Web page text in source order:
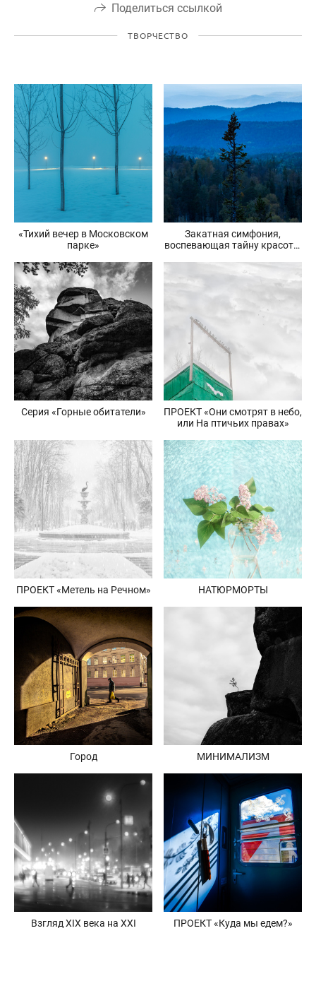
Поделиться ссылкой
ТВОРЧЕСТВО
«Тихий вечер в Московском
парке»
Закатная симфония,
воспевающая тайну красоты
Серия «Горные обитатели»
ПРОЕКТ «Они смотрят в небо,
или На птичьих правах»
ПРОЕКТ «Метель на Речном» НАТЮРМОРТЫ
Город МИНИМАЛИЗМ
Взгляд XIX века на XXI ПРОЕКТ «Куда мы едем?»